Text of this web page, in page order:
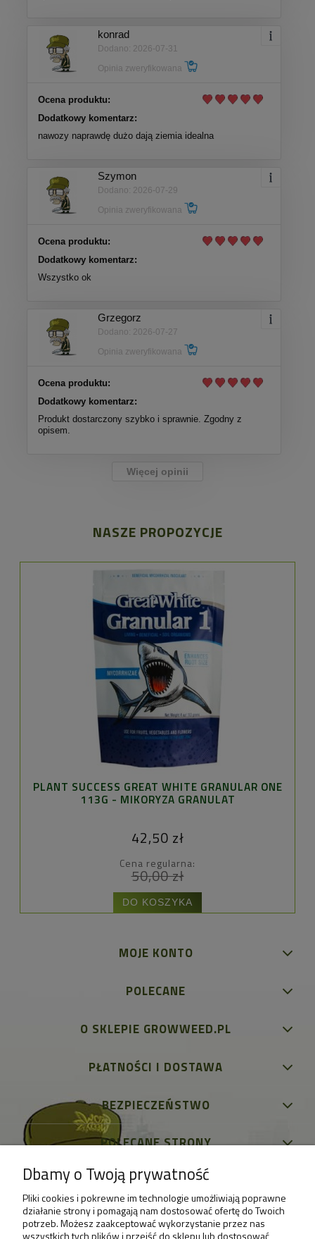
konrad
Dodano: 2026-07-31
Opinia zweryfikowana
Ocena produktu:
Dodatkowy komentarz:
nawozy naprawdę dużo dają ziemia idealna
Szymon
Dodano: 2026-07-29
Opinia zweryfikowana
Ocena produktu:
Dodatkowy komentarz:
Wszystko ok
Grzegorz
Dodano: 2026-07-27
Opinia zweryfikowana
Ocena produktu:
Dodatkowy komentarz:
Produkt dostarczony szybko i sprawnie. Zgodny z
opisem.
Więcej opinii
NASZE PROPOZYCJE
PLANT SUCCESS GREAT WHITE GRANULAR ONE
113G - MIKORYZA GRANULAT
42,50 zł
Cena regularna:
50,00 zł
DO KOSZYKA
MOJE KONTO
POLECANE
O SKLEPIE GROWWEED.PL
PŁATNOŚCI I DOSTAWA
BEZPIECZEŃSTWO
POLECANE STRONY
Dbamy o Twoją prywatność
Pliki cookies i pokrewne im technologie umożliwiają poprawne
działanie strony i pomagają nam dostosować ofertę do Twoich
potrzeb. Możesz zaakceptować wykorzystanie przez nas
wszystkich tych plików i przejść do sklepu lub dostosować